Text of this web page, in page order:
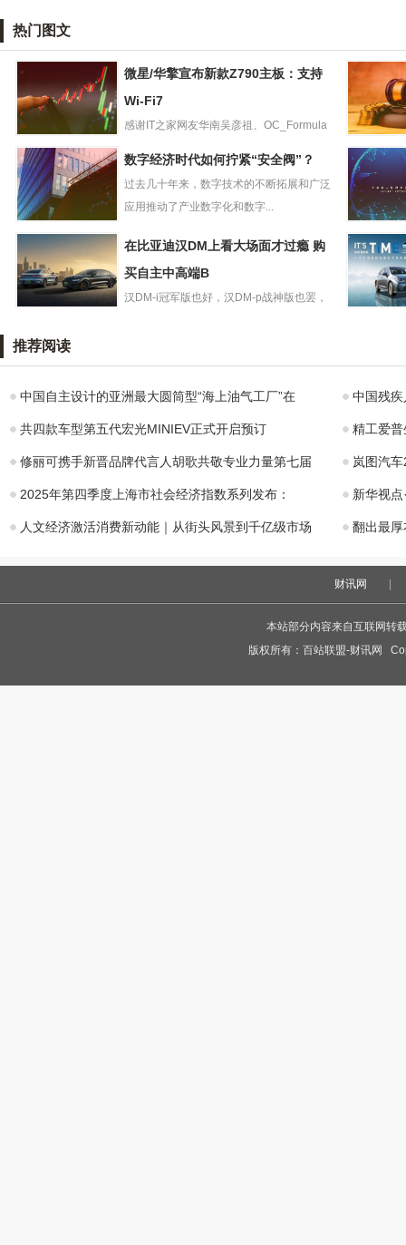
热门图文
微星/华擎宣布新
款Z790主板：支
持Wi-Fi7
微星/华擎宣布新款Z790主板：支持
Wi-Fi7
感谢IT之家网友华南吴彦祖、OC_Formula
今年前4
模以上工
实现利润
比降
数字经济时代如
何拧紧“安全阀”？
数字经济时代如何拧紧“安全阀”？
过去几十年来，数字技术的不断拓展和广泛
应用推动了产业数字化和数字...
大健康产
高质量可
展安利承
年
看大场面才过瘾
在比亚迪汉DM上看大场面才过瘾 购
买自主中高端B
汉DM-i冠军版也好，汉DM-p战神版也罢，
推荐阅读
中国自主设计的亚洲最大圆筒型“海上油气工厂”在 中国残
共四款车型第五代宏光MINIEV正式开启预订 精工爱
修丽可携手新晋品牌代言人胡歌共敬专业力量第七届 岚图汽
2025年第四季度上海市社会经济指数系列发布： 新华视
人文经济激活消费新动能｜从街头风景到千亿级市场 翻出最厚
财讯网 |
本站部分内容来自互联网转
版权所有： 百站联盟-财讯网